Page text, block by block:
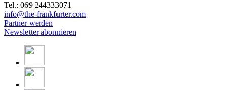
Tel.: 069 244333071
info@the-frankfurter.com
Partner werden
Newsletter abonnieren